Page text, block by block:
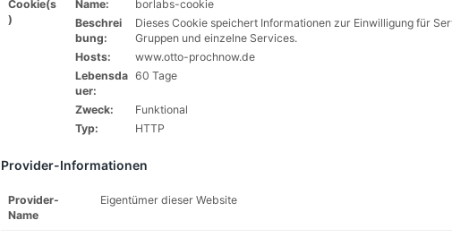
Cookie(s
)
Name:
borlabs-cookie
Beschrei
bung:
Dieses Cookie speichert Informationen zur Einwilligung für
Gruppen und einzelne Services.
Hosts:
www.otto-prochnow.de
Lebensda
uer:
60 Tage
Zweck:
Funktional
Typ:
HTTP
Provider-Informationen
Provider-
Name
Eigentümer dieser Website